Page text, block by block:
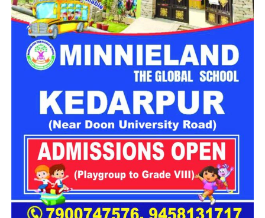
महिला सशक्तिकरण एवं बाल विकास विभागके निदेशक आईएएस बंशीलाल
राणा के मुताबिक, नारी निकेतन में आने वाली कई महिलाएं और बच्चे खुद को
एक बंद संस्थान या जेल जैसी जगह पर महसूस करते हैं। यही वजह है कि
कई बार बच्चे वहां से निकलने या भागने की कोशिश तक करने लगते हैं।
इसी समस्या को ध्यान में रखते हुए विभाग अब ऐसा इंफ्रास्ट्रक्चर तैयार
करने की दिशा में काम कर रहा है, जहां रहने वाले लोगों को संस्थागत माहौल
के बजाय परिवार जैसा वातावरण मिल सके।
16 घरों में मिलेगा परिवार जैसा माहौल
प्रस्तावित आलंबन गांव में कॉटेज और छोटे घर विकसित किए जाएंगे। यहां
एक परिवार की तर्ज पर लोगों को रखा जाएगा। योजना के मुताबिक, एक
यूनिट में करीब दो महिलाएं, चार बच्चे और एक किशोरी को शामिल किया
जाएगा। इस तरह उन्हें एक परिवार की तरह साथ रहने का अवसर मिलेगा।